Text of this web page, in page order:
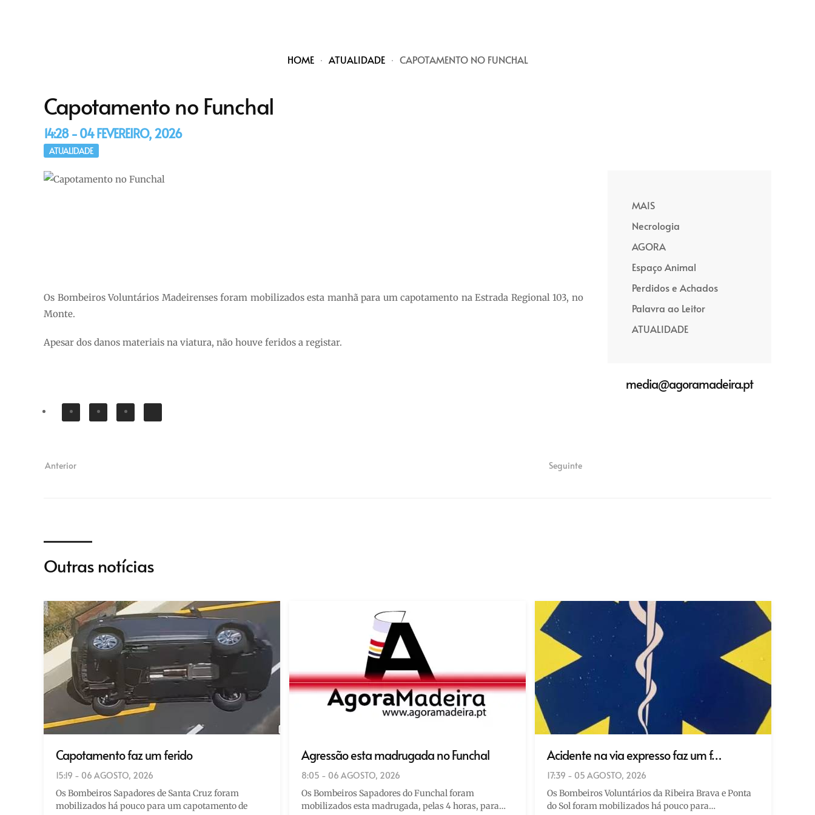
HOME ATUALIDADE CAPOTAMENTO NO FUNCHAL
Capotamento no Funchal
14:28 - 04 FEVEREIRO, 2026
ATUALIDADE
Os Bombeiros Voluntários Madeirenses foram mobilizados esta manhã para um capotamento na Estrada Regional 103, no
Monte.
Apesar dos danos materiais na viatura, não houve feridos a registar.
Anterior Seguinte
MAIS
Necrologia
AGORA
Espaço Animal
Perdidos e Achados
Palavra ao Leitor
ATUALIDADE
media@agoramadeira.pt
Outras notícias
Capotamento faz um ferido
15:19 - 06 AGOSTO, 2026
Os Bombeiros Sapadores de Santa Cruz foram
mobilizados há pouco para um capotamento de
Agressão esta madrugada no Funchal
8:05 - 06 AGOSTO, 2026
Os Bombeiros Sapadores do Funchal foram
mobilizados esta madrugada, pelas 4 horas, para…
Acidente na via expresso faz um f…
17:39 - 05 AGOSTO, 2026
Os Bombeiros Voluntários da Ribeira Brava e Ponta
do Sol foram mobilizados há pouco para…